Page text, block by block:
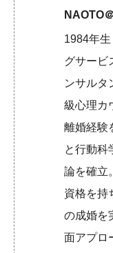
NAOTO
1984年
グサービ
ンサルタ
級心理カ
離婚経験
と行動科
論を確立
資格を持
の成婚を
面アプロ